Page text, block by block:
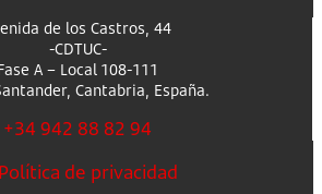
de los Castros, 44
-CDTUC-
A – Local 108-111
Cantabria, España.
+34 942 88 82 94
Política de privacidad